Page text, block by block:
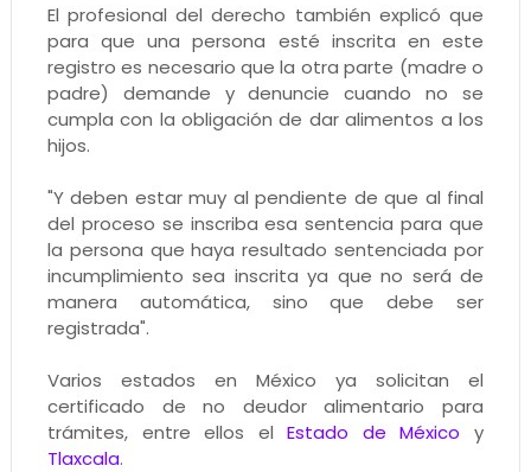
El profesional del derecho también explicó que
para que una persona esté inscrita en este
registro es necesario que la otra parte (madre o
padre) demande y denuncie cuando no se
cumpla con la obligación de dar alimentos a los
hijos.
"Y deben estar muy al pendiente de que al final
del proceso se inscriba esa sentencia para que
la persona que haya resultado sentenciada por
incumplimiento sea inscrita ya que no será de
manera automática, sino que debe ser
registrada".
Varios estados en México ya solicitan el
certificado de no deudor alimentario para
trámites, entre ellos elEstado de México y
Tlaxcala.